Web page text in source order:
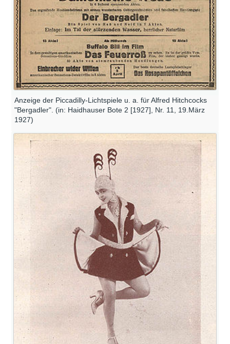
Anzeige der Piccadilly-Lichtspiele u. a. für Alfred Hitchcocks
"Bergadler". (in: Haidhauser Bote 2 [1927], Nr. 11, 19.März
1927)